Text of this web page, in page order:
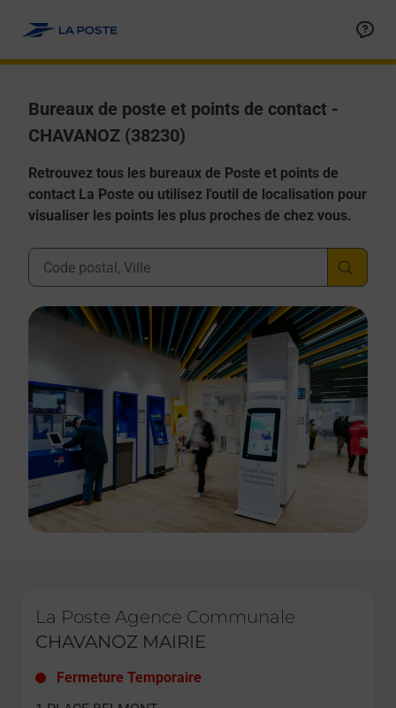
Bureaux de poste et points de contact -
CHAVANOZ (38230)
Retrouvez tous les bureaux de Poste et points de
contact La Poste ou utilisez l'outil de localisation pour
visualiser les points les plus proches de chez vous.
Ville, Département, Code Postal
La Poste Agence Communale
CHAVANOZ MAIRIE
Fermeture Temporaire